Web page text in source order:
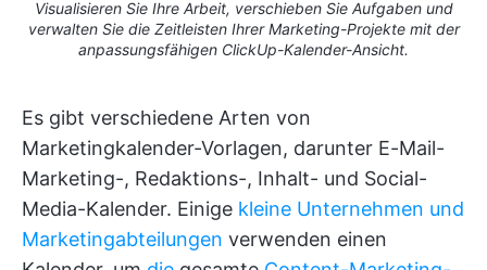
Visualisieren Sie Ihre Arbeit, verschieben Sie Aufgaben und
verwalten Sie die Zeitleisten Ihrer Marketing-Projekte mit der
anpassungsfähigen ClickUp-Kalender-Ansicht.
Es gibt verschiedene Arten von
Marketingkalender-Vorlagen, darunter E-Mail-
Marketing-, Redaktions-, Inhalt- und Social-
Media-Kalender. Einige kleine Unternehmen und
Marketingabteilungen verwenden einen